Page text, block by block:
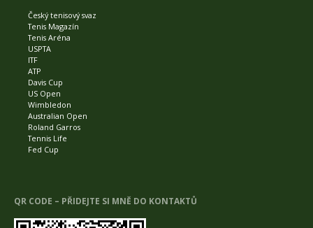
Český tenisový svaz
Tenis Magazín
Tenis Aréna
USPTA
ITF
ATP
Davis Cup
US Open
Wimbledon
Australian Open
Roland Garros
Tennis Life
Fed Cup
QR CODE – PŘIDEJTE SI MNĚ DO KONTAKTŮ